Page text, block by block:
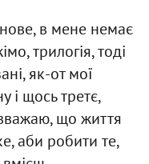
в мене немає
трилогія, тоді
як-от мої
і щось третє,
що життя
аби робити те,